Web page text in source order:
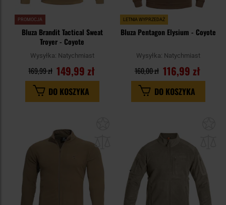
PROMOCJA
Bluza Brandit Tactical Sweat
Troyer - Coyote
Wysyłka: Natychmiast
149,99 zł
169,99 zł
DO KOSZYKA
LETNIA WYPRZEDAŻ
Bluza Pentagon Elysium - Coyote
Wysyłka: Natychmiast
116,99 zł
160,00 zł
DO KOSZYKA
schowka